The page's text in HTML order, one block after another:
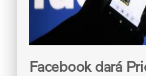
Facebook dará